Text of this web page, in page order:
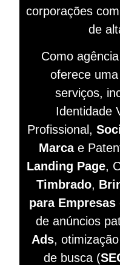
corporações
de
Como
oferece
serviços,
Identidade
Profissional,
Marca e
Landing Page,
Timbrado,
para Empresas
de anúncios
Ads,
de busca (